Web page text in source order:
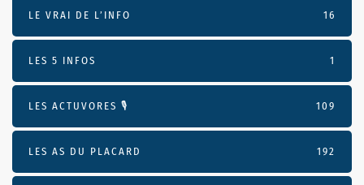
LE VRAI DE L’INFO 16
LES 5 INFOS 1
LES ACTUVORES 🎙 109
LES AS DU PLACARD 192